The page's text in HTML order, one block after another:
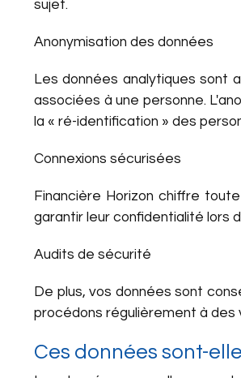
sujet.
Anonymisation des données
Les données analytiques sont
associées à une personne.
la « ré-identification » des
Connexions sécurisées
Financière Horizon chiffre
garantir leur confidentialité lors
Audits de sécurité
De plus, vos données sont
procédons régulièrement à des
Ces données sont-